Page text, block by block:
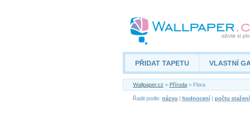
PŘIDAT TAPETU VLASTNÍ
Wallpaper.cz > Příroda> Flora
Řadit podle: názvu | hodnocení| počtu stažení